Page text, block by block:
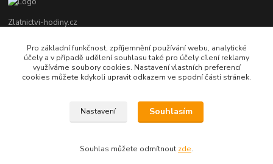
Zlatnictvi-hodiny.cz
+420 379 492 545
Po - Pá: 9,00 - 17,00 hod., So: 9,00 - 11,30 hod.
Pro základní funkčnost, zpříjemnění používání webu, analytické
účely a v případě udělení souhlasu také pro účely cílení reklamy
využíváme soubory cookies. Nastavení vlastních preferencí
cookies můžete kdykoli upravit odkazem ve spodní části stránek.
Nastavení Souhlasím
Souhlas můžete odmítnout zde.